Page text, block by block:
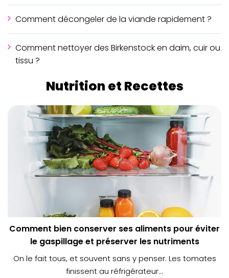
Comment décongeler de la viande rapidement ?
Comment nettoyer des Birkenstock en daim, cuir ou
tissu ?
Nutrition et Recettes
Comment bien conserver ses aliments pour éviter
le gaspillage et préserver les nutriments
On le fait tous, et souvent sans y penser. Les tomates
finissent au réfrigérateur...